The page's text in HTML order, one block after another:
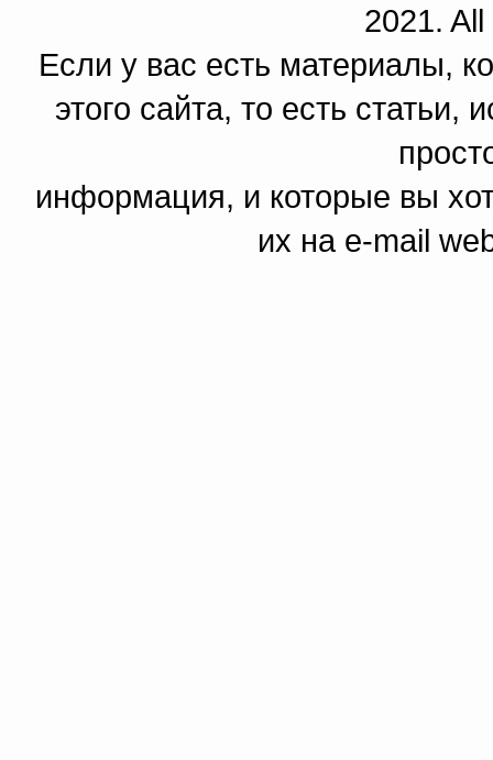
2021.
Если у вас есть материалы,
этого сайта, то есть
информация, и которые вы
их на e-mail